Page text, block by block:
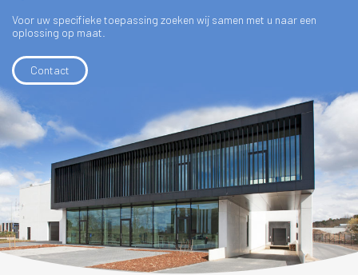
Voor uw specifieke toepassing zoeken wij samen met u naar een
oplossing op maat.
Contact